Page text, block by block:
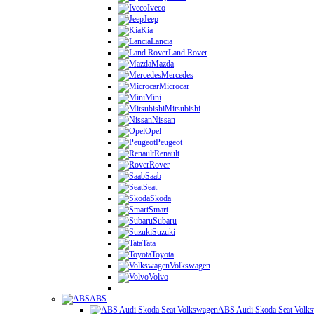
Iveco
Jeep
Kia
Lancia
Land Rover
Mazda
Mercedes
Microcar
Mini
Mitsubishi
Nissan
Opel
Peugeot
Renault
Rover
Saab
Seat
Skoda
Smart
Subaru
Suzuki
Tata
Toyota
Volkswagen
Volvo
ABS
ABS Audi Skoda Seat